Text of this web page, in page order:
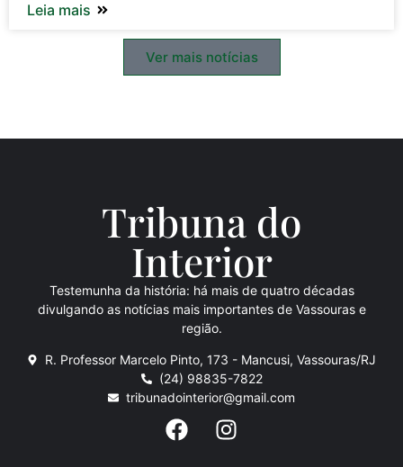
Leia mais
Ver mais notícias
Tribuna do
Interior
Testemunha da história: há mais de quatro décadas
divulgando as notícias mais importantes de Vassouras e
região.
R. Professor Marcelo Pinto, 173 - Mancusi, Vassouras/RJ
(24) 98835-7822
tribunadointerior@gmail.com